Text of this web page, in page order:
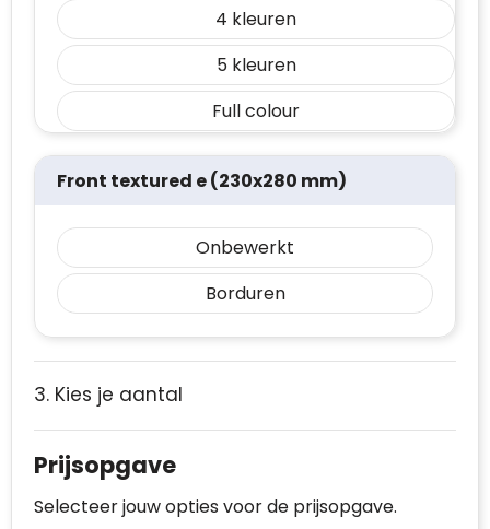
4
5
Full colour
Front textured e (230x280 mm)
Onbewerkt
Borduren
3. Kies je aantal
Prijsopgave
Selecteer jouw opties voor de prijsopgave.